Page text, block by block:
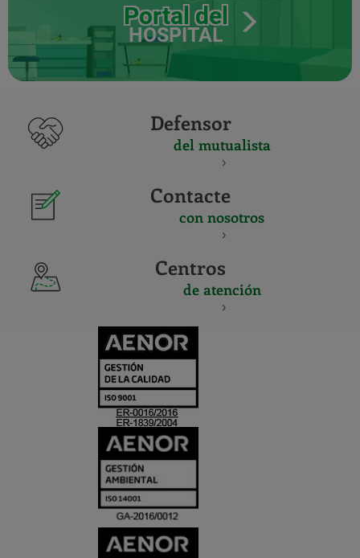
Portal del
HOSPITAL
Defensor
del mutualista
Contacte
con nosotros
Centros
de atención